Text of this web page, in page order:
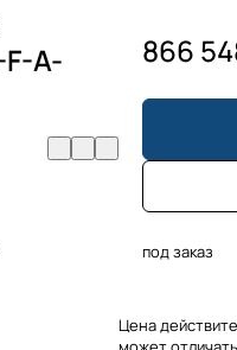
A-
866
под заказ
Цена